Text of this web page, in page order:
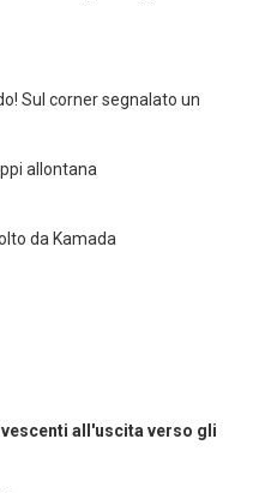
Sul corner segnalato un
allontana
da Kamada
all'uscita verso gli